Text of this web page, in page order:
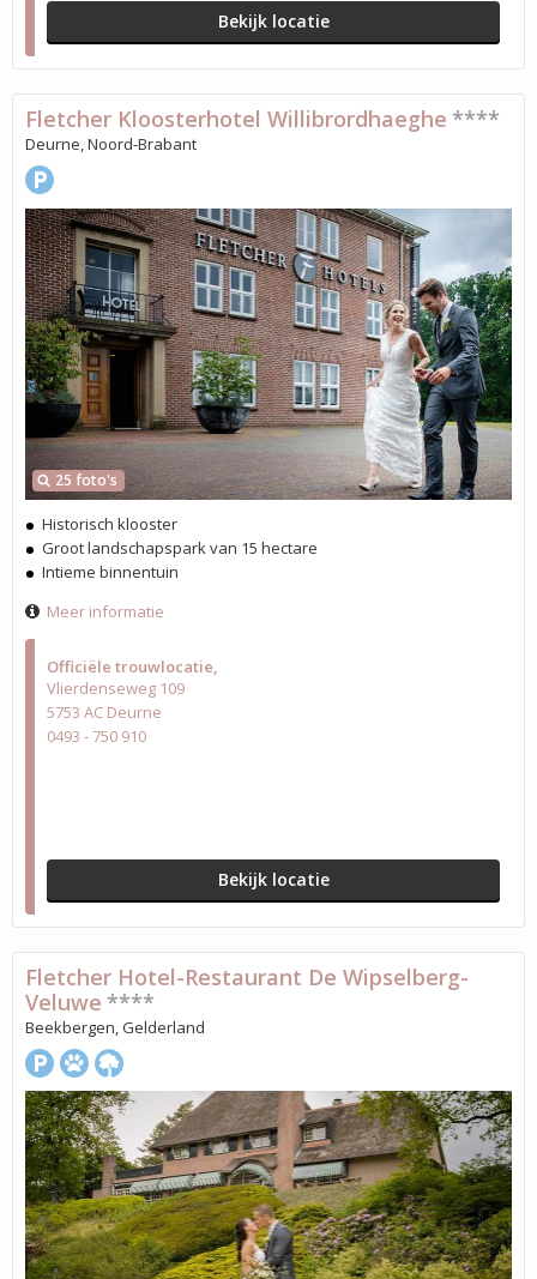
Bekijk locatie
Officiële trouwlocatie
Vlierdenseweg 109
5753 AC Deurne
0493 - 750 910
Bekijk locatie
25 foto's
Fletcher Kloosterhotel Willibrordhaeghe ****
Deurne, Noord-Brabant
Historisch klooster
Groot landschapspark van 15 hectare
Intieme binnentuin
Meer informatie
Fletcher Hotel-Restaurant De Wipselberg-
Veluwe ****
Beekbergen, Gelderland